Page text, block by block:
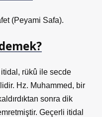
(Peyami Safa).
itidal, rükû ile secde
Hz. Muhammed, bir
sonra dik
Geçerli itidal